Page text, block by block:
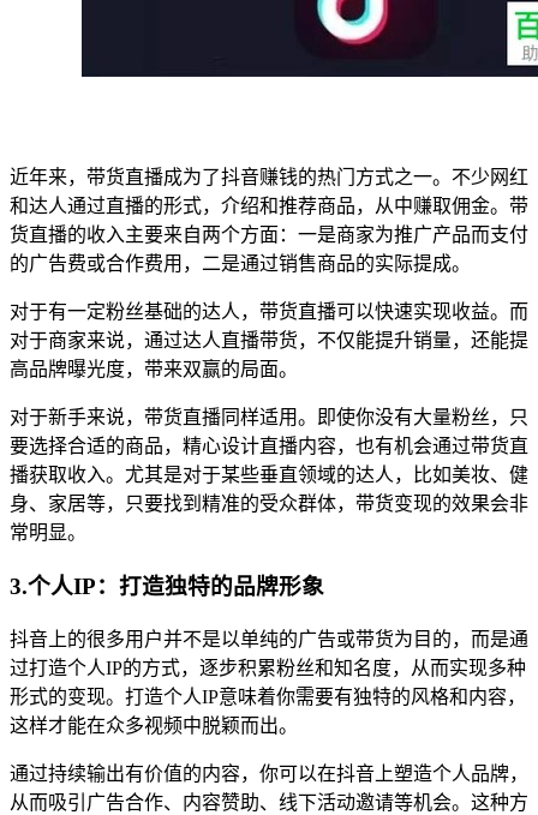
近年来，带货直播成为了抖音赚钱的热门方式之一。不少网红
和达人通过直播的形式，介绍和推荐商品，从中赚取佣金。带
货直播的收入主要来自两个方面：一是商家为推广产品而支付
的广告费或合作费用，二是通过销售商品的实际提成。
对于有一定粉丝基础的达人，带货直播可以快速实现收益。而
对于商家来说，通过达人直播带货，不仅能提升销量，还能提
高品牌曝光度，带来双赢的局面。
对于新手来说，带货直播同样适用。即使你没有大量粉丝，只
要选择合适的商品，精心设计直播内容，也有机会通过带货直
播获取收入。尤其是对于某些垂直领域的达人，比如美妆、健
身、家居等，只要找到精准的受众群体，带货变现的效果会非
常明显。
3.个人IP：打造独特的品牌形象
抖音上的很多用户并不是以单纯的广告或带货为目的，而是通
过打造个人IP的方式，逐步积累粉丝和知名度，从而实现多种
形式的变现。打造个人IP意味着你需要有独特的风格和内容，
这样才能在众多视频中脱颖而出。
通过持续输出有价值的内容，你可以在抖音上塑造个人品牌，
从而吸引广告合作、内容赞助、线下活动邀请等机会。这种方